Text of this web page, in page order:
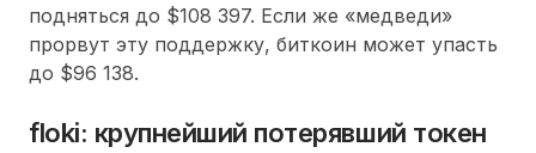
подняться до $108 397. Если же «медведи»
прорвут эту поддержку, биткоин может упасть
до $96 138.
floki: крупнейший потерявший токен